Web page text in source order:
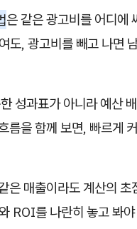
은 같은 광고비를 어디에
도, 광고비를 빼고 나면
성과표가 아니라 예산
름을 함께 보면, 빠르게
은 매출이라도 계산의
ROI를 나란히 놓고 봐